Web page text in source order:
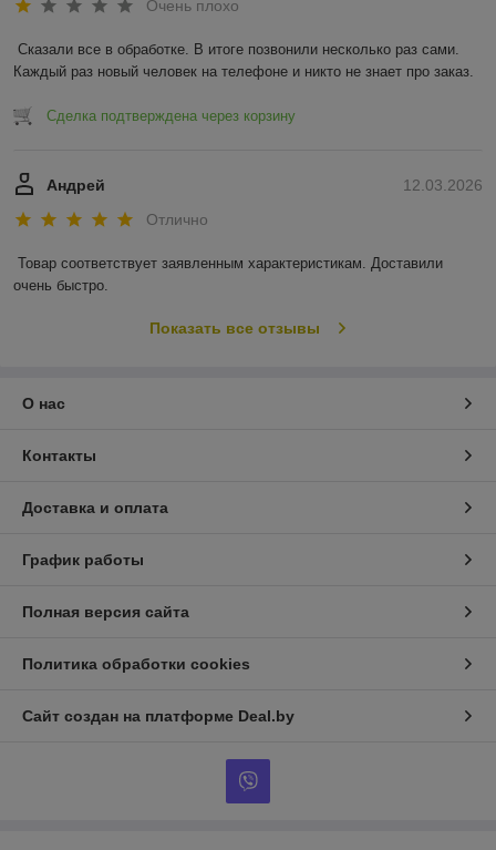
Очень плохо
Сказали все в обработке. В итоге позвонили несколько раз сами.
Каждый раз новый человек на телефоне и никто не знает про заказ.
Сделка подтверждена через корзину
12.03.2026
Андрей
Отлично
Товар соответствует заявленным характеристикам. Доставили
очень быстро.
Показать все отзывы
О нас
Контакты
Доставка и оплата
График работы
Полная версия сайта
Политика обработки cookies
Сайт создан на платформе Deal.by